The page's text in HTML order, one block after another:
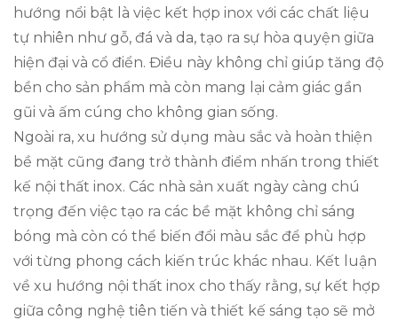
hướng nổi bật là việc kết hợp inox với các chất liệu
tự nhiên như gỗ, đá và da, tạo ra sự hòa quyện giữa
hiện đại và cổ điển. Điều này không chỉ giúp tăng độ
bền cho sản phẩm mà còn mang lại cảm giác gần
gũi và ấm cúng cho không gian sống.
Ngoài ra, xu hướng sử dụng màu sắc và hoàn thiện
bề mặt cũng đang trở thành điểm nhấn trong thiết
kế nội thất inox. Các nhà sản xuất ngày càng chú
trọng đến việc tạo ra các bề mặt không chỉ sáng
bóng mà còn có thể biến đổi màu sắc để phù hợp
với từng phong cách kiến trúc khác nhau. Kết luận
về xu hướng nội thất inox cho thấy rằng, sự kết hợp
giữa công nghệ tiên tiến và thiết kế sáng tạo sẽ mở